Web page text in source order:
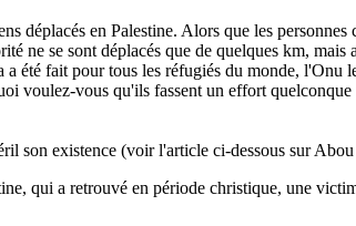
en Palestine. Alors que les personnes
ne se sont déplacés que de quelques km, mais
été fait pour tous les réfugiés du monde, l'Onu
voulez-vous qu'ils fassent un effort
son existence (voir l'article ci-dessous sur Abou
qui a retrouvé en période christique, une